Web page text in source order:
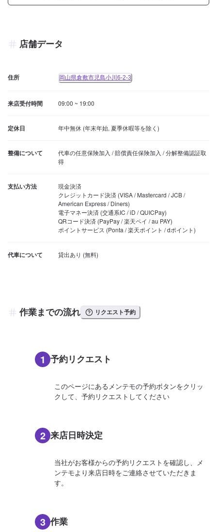
店舗データ
住所 岡山県倉敷市児島小川6-2-3
来店受付時間 09:00 ~ 19:00
定休日 年中無休 (年末年始, 夏季休暇等を除く)
整備について
代車の任意保険加入 / 賠償責任保険加入 / 分解整備認証取
得
支払い方法
現金決済
クレジットカード決済 (VISA / Mastercard / JCB /
American Express / Diners)
電子マネー決済 (交通系IC / iD / QUICPay)
QRコード決済 (PayPay / 楽天ペイ / au PAY)
ポイントサービス (Ponta / 楽天ポイント / dポイント)
代車について
作業までの流れ リクエスト予約
1 予約リクエスト
このページにあるメンテモの予約ボタンをクリッ
クして、予約リクエストしてください
2 来店日時決定
当社がお客様からの予約リクエストを確認し、メ
ンテモより来店日時をご連絡させていただきま
す。
3 作業